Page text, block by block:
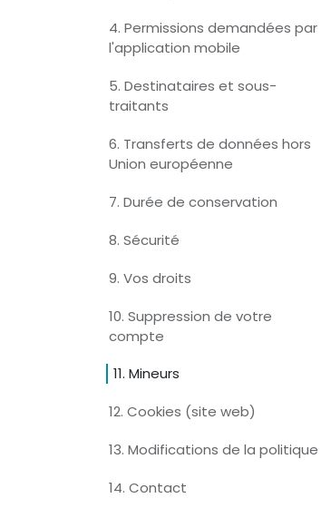
4. Permissions demandées par
l'application mobile
5. Destinataires et sous-
traitants
6. Transferts de données hors
Union européenne
7. Durée de conservation
8. Sécurité
9. Vos droits
10. Suppression de votre
compte
11. Mineurs
12. Cookies (site web)
13. Modifications de la politique
14. Contact